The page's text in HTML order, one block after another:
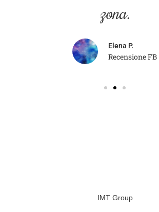
zona.
Elena P.
Recensione FB
IMT Group